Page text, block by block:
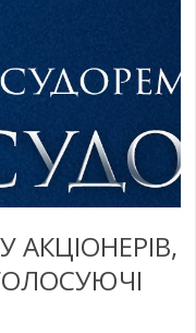
АКЦІОНЕРІВ,